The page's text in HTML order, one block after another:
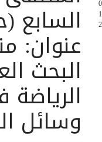
0
1
2
السابع
عنوان:
البحث
وسائل